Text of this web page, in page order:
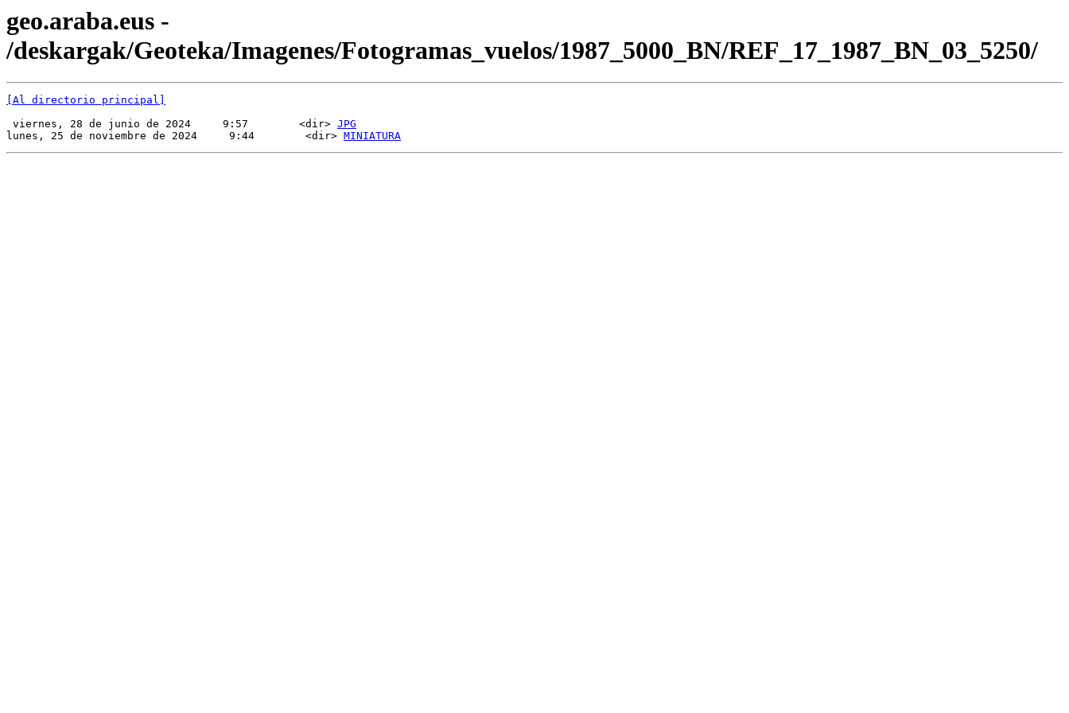
geo.araba.eus -
/deskargak/Geoteka/Imagenes/Fotogramas_vuelos/1987_5000_BN/REF_17_1987_BN_03_5250/
[Al directorio principal]
viernes, 28 de junio de 2024     9:57        <dir> JPG
lunes, 25 de noviembre de 2024     9:44        <dir> MINIATURA